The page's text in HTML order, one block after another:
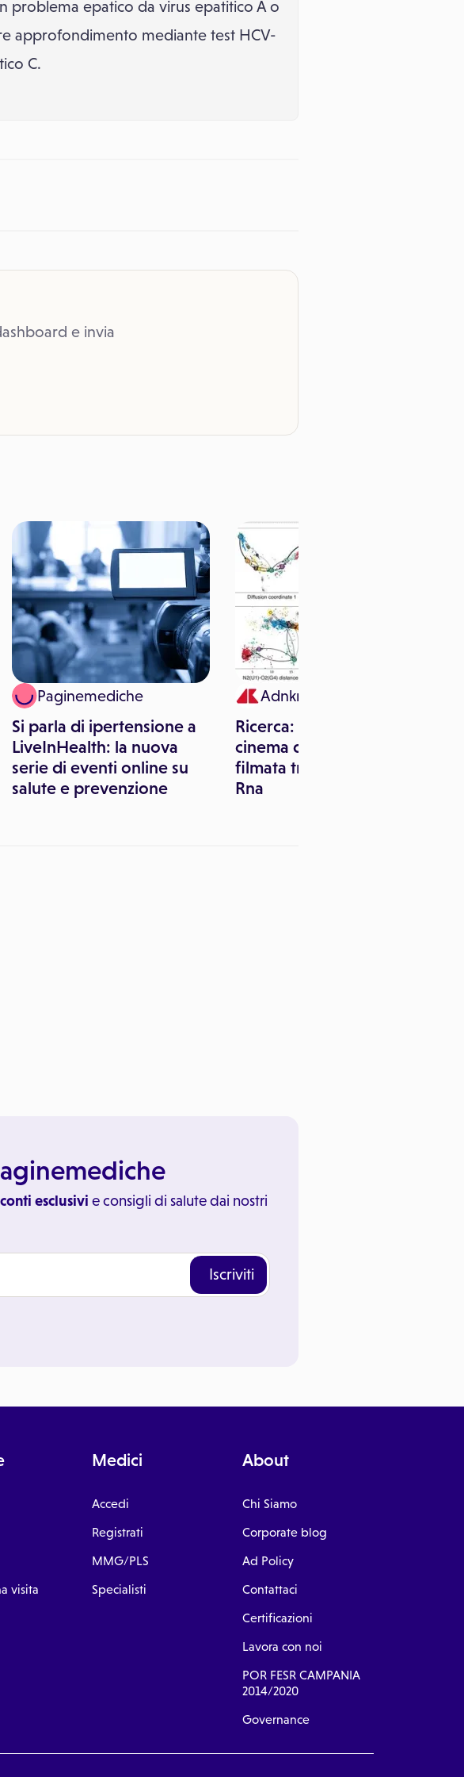
problema epatico da virus epatitico A o
approfondimento mediante test HCV-
C.
e invia
Paginemediche
Si parla di ipertensione a
LiveInHealth: la nuova
serie di eventi online su
salute e prevenzione
Adnkronos Salute
Ricerca: con tecnica
cinema d'animazione
filmata trasformazione
Rna
esclusivi e consigli di salute dai nostri
Iscriviti
visita
Medici
Accedi
Registrati
MMG/PLS
Specialisti
About
Chi Siamo
Corporate blog
Ad Policy
Contattaci
Certificazioni
Lavora con noi
POR FESR CAMPANIA
2014/2020
Governance